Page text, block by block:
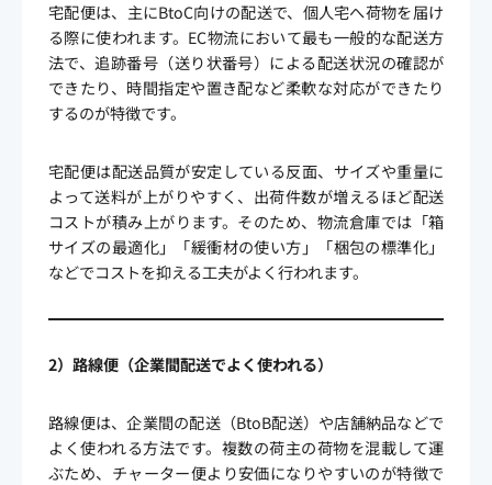
宅配便は、主にBtoC向けの配送で、個人宅へ荷物を届け
る際に使われます。EC物流において最も一般的な配送方
法で、追跡番号（送り状番号）による配送状況の確認が
できたり、時間指定や置き配など柔軟な対応ができたり
するのが特徴です。
宅配便は配送品質が安定している反面、サイズや重量に
よって送料が上がりやすく、出荷件数が増えるほど配送
コストが積み上がります。そのため、物流倉庫では「箱
サイズの最適化」「緩衝材の使い方」「梱包の標準化」
などでコストを抑える工夫がよく行われます。
2）路線便（企業間配送でよく使われる）
路線便は、企業間の配送（BtoB配送）や店舗納品などで
よく使われる方法です。複数の荷主の荷物を混載して運
ぶため、チャーター便より安価になりやすいのが特徴で